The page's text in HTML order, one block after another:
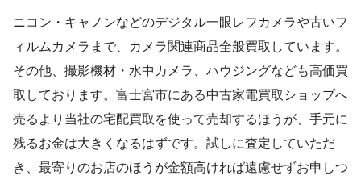
ニコン・キャノンなどのデジタル一眼レフカメラや古いフ
ィルムカメラまで、カメラ関連商品全般買取しています。
その他、撮影機材・水中カメラ、ハウジングなども高価買
取しております。富士宮市にある中古家電買取ショップへ
売るより当社の宅配買取を使って売却するほうが、手元に
残るお金は大きくなるはずです。試しに査定していただ
き、最寄りのお店のほうが金額高ければ遠慮せずお申しつ